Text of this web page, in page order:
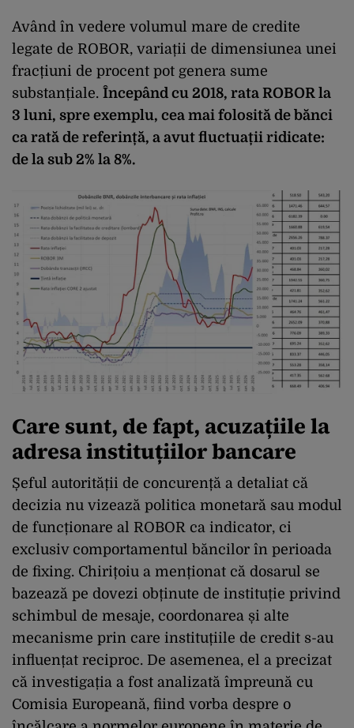
Având în vedere volumul mare de credite
legate de ROBOR, variații de dimensiunea unei
fracțiuni de procent pot genera sume
substanțiale. Începând cu 2018, rata ROBOR la
3 luni, spre exemplu, cea mai folosită de bănci
ca rată de referință, a avut fluctuații ridicate:
de la sub 2% la 8%.
Care sunt, de fapt, acuzațiile la
adresa instituțiilor bancare
Șeful autorității de concurență a detaliat că
decizia nu vizează politica monetară sau modul
de funcționare al ROBOR ca indicator, ci
exclusiv comportamentul băncilor în perioada
de fixing. Chirițoiu a menționat că dosarul se
bazează pe dovezi obținute de instituție privind
schimbul de mesaje, coordonarea și alte
mecanisme prin care instituțiile de credit s-au
influențat reciproc. De asemenea, el a precizat
că investigația a fost analizată împreună cu
Comisia Europeană, fiind vorba despre o